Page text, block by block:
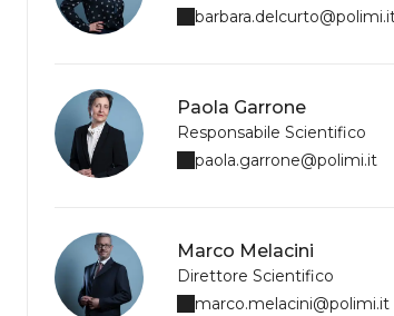
Paola Garrone
Responsabile Scientifico
paola.garrone@polimi.it
Marco Melacini
Direttore Scientifico
marco.melacini@polimi.it